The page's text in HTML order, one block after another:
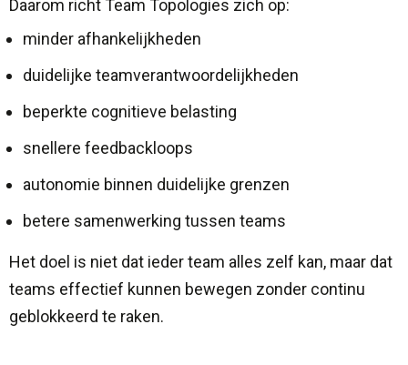
Daarom richt Team Topologies zich op:
minder afhankelijkheden
duidelijke teamverantwoordelijkheden
beperkte cognitieve belasting
snellere feedbackloops
autonomie binnen duidelijke grenzen
betere samenwerking tussen teams
Het doel is niet dat ieder team alles zelf kan, maar dat
teams effectief kunnen bewegen zonder continu
geblokkeerd te raken.